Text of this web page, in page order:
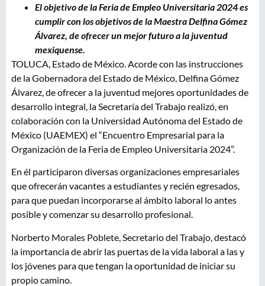
El objetivo de la Feria de Empleo Universitaria 2024 es
cumplir con los objetivos de la Maestra Delfina Gómez
Álvarez, de ofrecer un mejor futuro a la juventud
mexiquense.
TOLUCA, Estado de México. Acorde con las instrucciones
de la Gobernadora del Estado de México, Delfina Gómez
Álvarez, de ofrecer a la juventud mejores oportunidades de
desarrollo integral, la Secretaría del Trabajo realizó, en
colaboración con la Universidad Autónoma del Estado de
México (UAEMEX) el “Encuentro Empresarial para la
Organización de la Feria de Empleo Universitaria 2024”.
En él participaron diversas organizaciones empresariales
que ofrecerán vacantes a estudiantes y recién egresados,
para que puedan incorporarse al ámbito laboral lo antes
posible y comenzar su desarrollo profesional.
Norberto Morales Poblete, Secretario del Trabajo, destacó
la importancia de abrir las puertas de la vida laboral a las y
los jóvenes para que tengan la oportunidad de iniciar su
propio camino.